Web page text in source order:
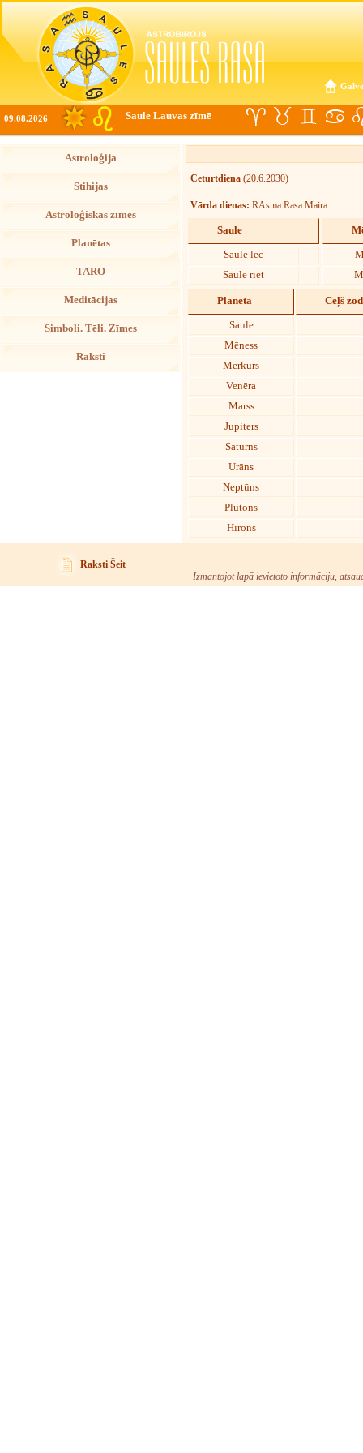
09.08.2026 Saule Lauvas zīmē
Astroloģija
Stihijas
Astroloģiskās zīmes
Planētas
TARO
Meditācijas
Simboli. Tēli. Zīmes
Raksti
Ceturtdiena (20.6.2030)
Vārda dienas: RAsma Rasa Maira
Saule
Saule lec
Saule riet
Planēta Ceļš
Saule
Mēness
Merkurs
Venēra
Marss
Jupiters
Saturns
Urāns
Neptūns
Plutons
Hīrons
Raksti Šeit
Izmantojot lapā ievietoto informāciju,